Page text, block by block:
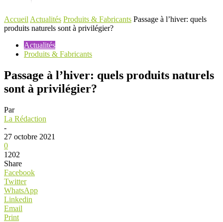
Accueil Actualités Produits & Fabricants Passage à l’hiver: quels
produits naturels sont à privilégier?
Actualités
Produits & Fabricants
Passage à l’hiver: quels produits naturels
sont à privilégier?
Par
La Rédaction
-
27 octobre 2021
0
1202
Share
Facebook
Twitter
WhatsApp
Linkedin
Email
Print